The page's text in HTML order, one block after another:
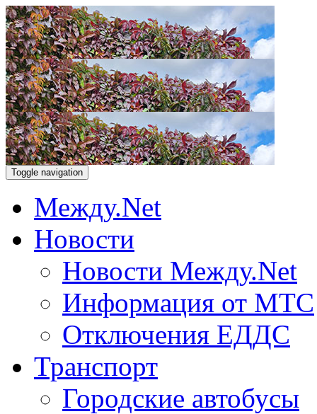
Toggle navigation
Между.Net
Новости
Новости Между.Net
Информация от МТС
Отключения ЕДДС
Транспорт
Городские автобусы